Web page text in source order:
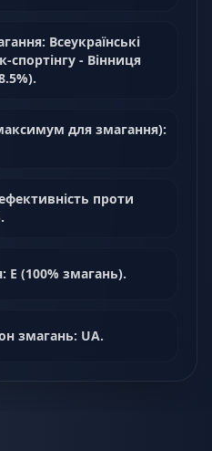
Всеукраїнські
спортінгу - Вінниця
для змагання):
проти
E (100% змагань).
змагань: UA.